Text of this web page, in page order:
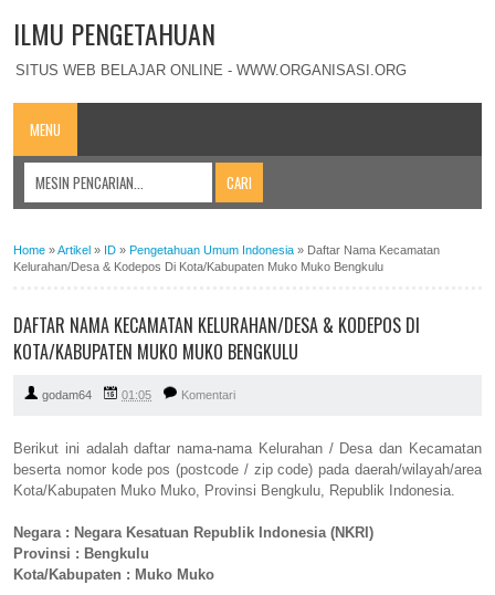
ILMU PENGETAHUAN
SITUS WEB BELAJAR ONLINE - WWW.ORGANISASI.ORG
MENU
Home »Artikel » ID » Pengetahuan Umum Indonesia » Daftar Nama Kecamatan
Kelurahan/Desa & Kodepos Di Kota/Kabupaten Muko Muko Bengkulu
DAFTAR NAMA KECAMATAN KELURAHAN/DESA & KODEPOS DI
KOTA/KABUPATEN MUKO MUKO BENGKULU
godam64 01:05 Komentari
Berikut ini adalah daftar nama-nama Kelurahan / Desa dan Kecamatan
beserta nomor kode pos (postcode / zip code) pada daerah/wilayah/area
Kota/Kabupaten Muko Muko, Provinsi Bengkulu, Republik Indonesia.
Negara : Negara Kesatuan Republik Indonesia (NKRI)
Provinsi : Bengkulu
Kota/Kabupaten : Muko Muko